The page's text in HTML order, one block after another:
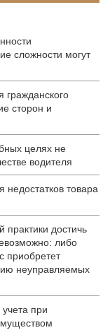
сложности могут
сторон и
целях не
водителя
товара
достичь
либо
приобретет
неуправляемых
при